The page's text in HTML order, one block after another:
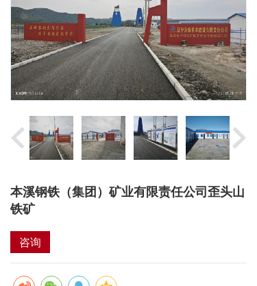
本溪钢铁（集团）矿业有限责任公司歪头山
铁矿
咨询